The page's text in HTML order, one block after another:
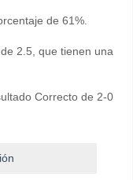
de 61%.
2.5, que tienen una
Correcto de 2-0